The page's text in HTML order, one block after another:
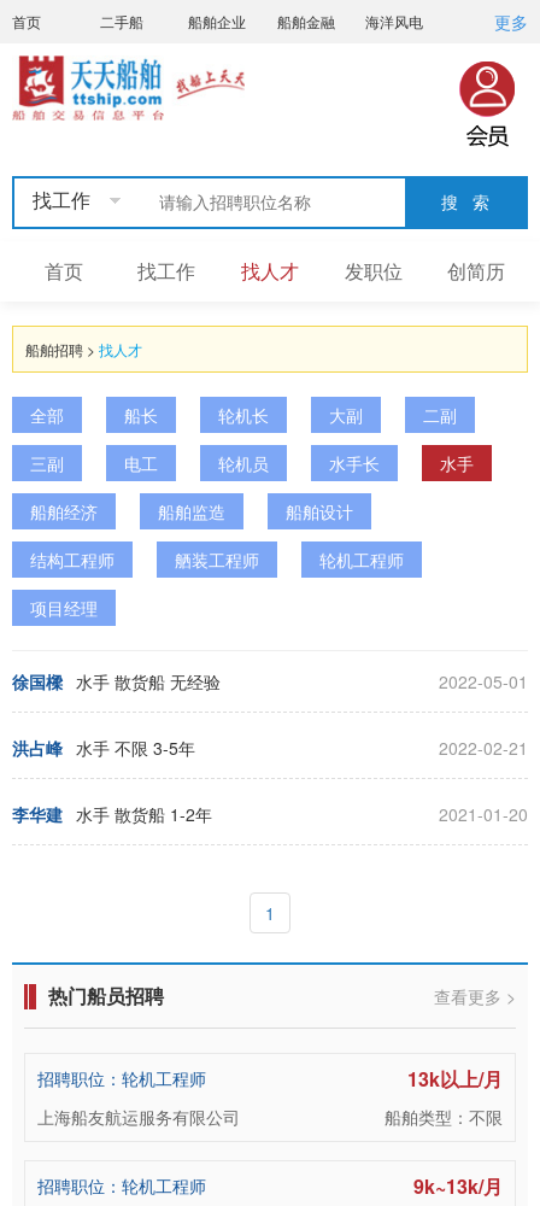
首页 二手船 船舶企业 船舶金融 海洋风电
船员招聘 船员联盟
更多
找工作
首页 找工作 找人才 发职位 创简历
船舶招聘 > 找人才
全部 船长 轮机长 大副
二副
三副
电工 轮机员 水手长
水手
船舶经济
船舶监造
船舶设计
结构工程师
舾装工程师
轮机工程师
项目经理
徐国樑 水手 散货船 无经验 2022-05-01
洪占峰 水手 不限 3-5年 2022-02-21
李华建 水手 散货船 1-2年 2021-01-20
1
热门船员招聘 查看更多 >
招聘职位：轮机工程师 13k以上/月
上海船友航运服务有限公司 船舶类型：不限
招聘职位：轮机工程师 9k~13k/月